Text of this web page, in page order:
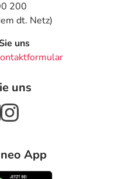
200
dt. Netz)
uns
uns
App